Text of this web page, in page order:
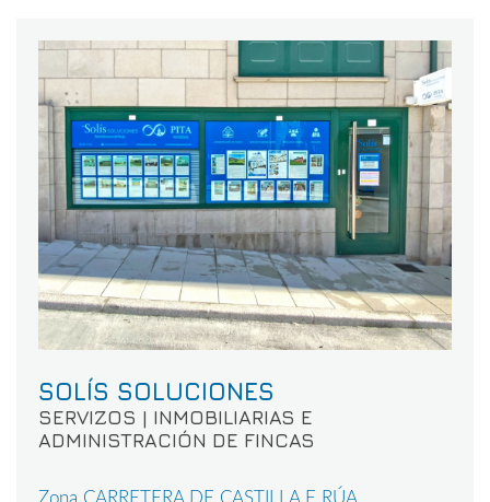
SOLÍS SOLUCIONES
SERVIZOS | INMOBILIARIAS E
ADMINISTRACIÓN DE FINCAS
Zona CARRETERA DE CASTILLA E RÚA